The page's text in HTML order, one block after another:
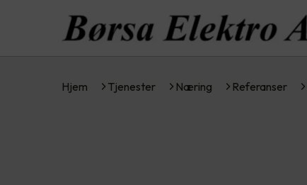
Hjem Tjenester Næring Referanser